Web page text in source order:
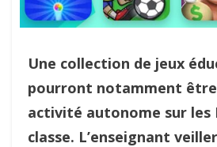
Une collection de jeux
pourront notamment être
activité autonome sur les
classe. L’enseignant